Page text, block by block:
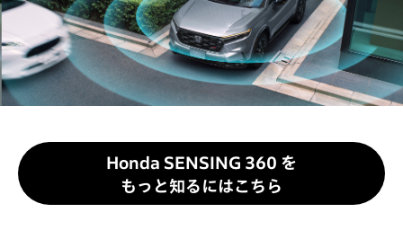
Honda SENSING 360 を
もっと知るにはこちら